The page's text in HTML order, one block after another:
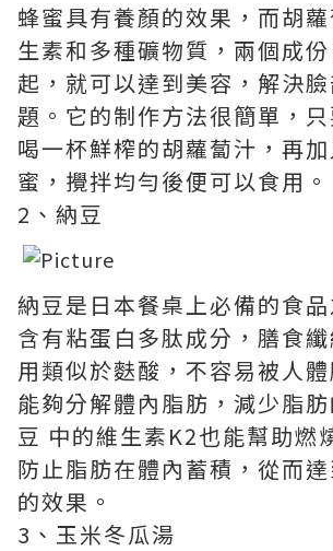
蜂蜜具有養顏的效果，而胡
生素和多種礦物質，兩個成
起，就可以達到美容，解決
題。它的制作方法很簡單，
喝一杯鮮榨的胡蘿蔔汁，再
蜜，攪拌均勻後便可以食用。
2、納豆
納豆是日本餐桌上必備的食
含有粘蛋白多肽成分，膳食
用類似於麩酸，不容易被人體
能夠分解體內脂肪，減少脂
豆 中的維生素K2也能幫助燃
防止脂肪在體內蓄積，從而
的效果。
3、玉米冬瓜湯